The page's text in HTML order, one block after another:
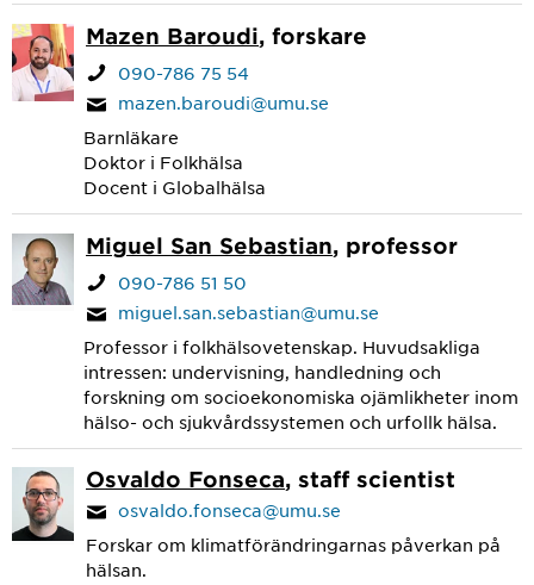
Mazen Baroudi, forskare
090-786 75 54
mazen.baroudi@umu.se
Barnläkare
Doktor i Folkhälsa
Docent i Globalhälsa
Miguel San Sebastian, professor
090-786 51 50
miguel.san.sebastian@umu.se
Professor i folkhälsovetenskap. Huvudsakliga
intressen: undervisning, handledning och
forskning om socioekonomiska ojämlikheter inom
hälso- och sjukvårdssystemen och urfollk hälsa.
Osvaldo Fonseca, staff scientist
osvaldo.fonseca@umu.se
Forskar om klimatförändringarnas påverkan på
hälsan.